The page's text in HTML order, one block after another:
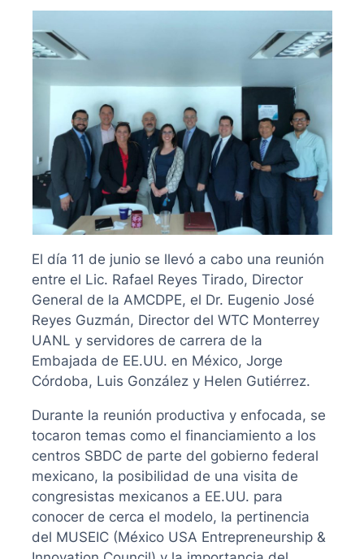
El día 11 de junio se llevó a cabo una reunión
entre el Lic. Rafael Reyes Tirado, Director
General de la AMCDPE, el Dr. Eugenio José
Reyes Guzmán, Director del WTC Monterrey
UANL y servidores de carrera de la
Embajada de EE.UU. en México, Jorge
Córdoba, Luis González y Helen Gutiérrez.
Durante la reunión productiva y enfocada, se
tocaron temas como el financiamiento a los
centros SBDC de parte del gobierno federal
mexicano, la posibilidad de una visita de
congresistas mexicanos a EE.UU. para
conocer de cerca el modelo, la pertinencia
del MUSEIC (México USA Entrepreneurship &